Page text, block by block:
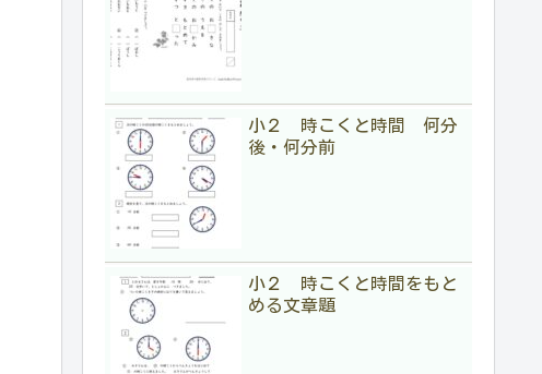
小２ 時こくと時間 何分
後・何分前
小２ 時こくと時間をもと
める文章題